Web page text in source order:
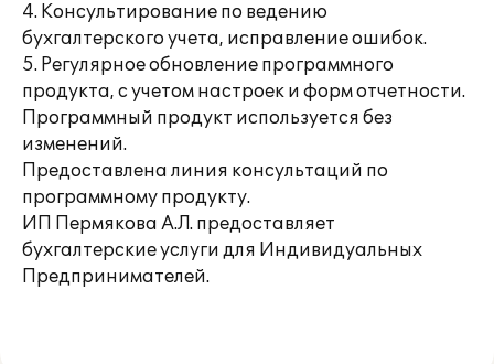
4. Консультирование по ведению
бухгалтерского учета, исправление ошибок.
5. Регулярное обновление программного
продукта, с учетом настроек и форм отчетности.
Программный продукт используется без
изменений.
Предоставлена линия консультаций по
программному продукту.
ИП Пермякова А.Л. предоставляет
бухгалтерские услуги для Индивидуальных
Предпринимателей.